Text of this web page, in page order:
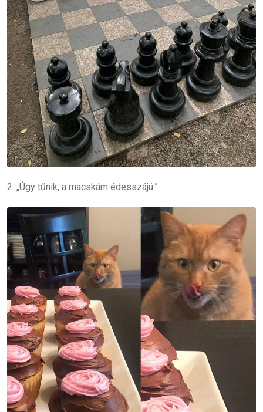
2. „Úgy tűnik, a macskám édesszájú.”